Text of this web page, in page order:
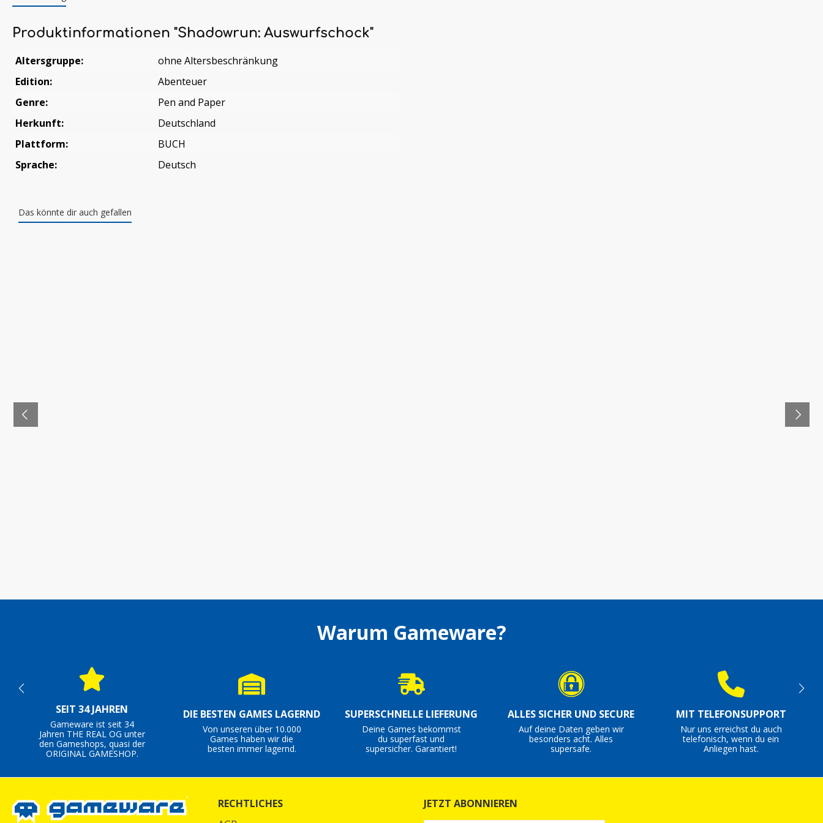
Produktinformationen "Shadowrun: Auswurfschock"
Altersgruppe:
ohne Altersbeschränkung
Edition:
Abenteuer
Genre:
Pen and Paper
Herkunft:
Deutschland
Plattform:
BUCH
Sprache:
Deutsch
Das könnte dir auch gefallen
Warum Gameware?
SEIT 34 JAHREN
Gameware ist seit 34
Jahren THE REAL OG unter
den Gameshops, quasi der
ORIGINAL GAMESHOP.
DIE BESTEN GAMES LAGERND
Von unseren über 10.000
Games haben wir die
besten immer lagernd.
SUPERSCHNELLE LIEFERUNG
Deine Games bekommst
du superfast und
supersicher. Garantiert!
ALLES SICHER UND SECURE
Auf deine Daten geben wir
besonders acht. Alles
supersafe.
MIT TELEFONSUPPORT
Nur uns erreichst du auch
telefonisch, wenn du ein
Anliegen hast.
RECHTLICHES
JETZT ABONNIEREN